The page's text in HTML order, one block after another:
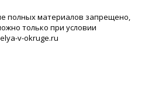
полных материалов запрещено,
только при условии
v-okruge.ru